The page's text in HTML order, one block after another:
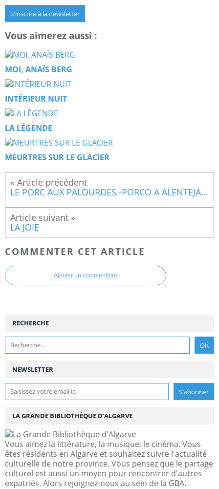
S'inscrire à la newsletter
Vous aimerez aussi :
MOI, ANAÏS BERG
INTÉRIEUR NUIT
LA LÉGENDE
MEURTRES SUR LE GLACIER
LE PORC AUX PALOURDES -PORCO A ALENTEJANO
LA JOIE
COMMENTER CET ARTICLE
Ajouter un commentaire
NEWSLETTER
RECHERCHE
LA GRANDE BIBLIOTHÈQUE D'ALGARVE
Vous aimez la littérature, la musique, le cinéma. Vous
êtes résidents en Algarve et souhaitez suivre l'actualité
culturelle de notre province. Vous pensez que le partage
culturel est aussi un moyen pour rencontrer d'autres
expatriés. Alors rejoignez-nous au sein de la GBA.